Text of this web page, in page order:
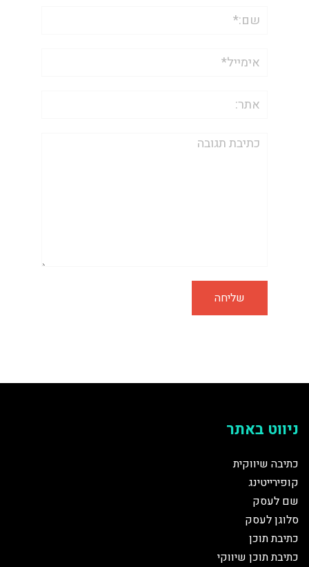
אימייל*
תגובה
ניווט באתר
כתיבה שיווקית
קופירייטינג
שם לעסק
סלוגן לעסק
כתיבת תוכן
כתיבת תוכן שיווקי